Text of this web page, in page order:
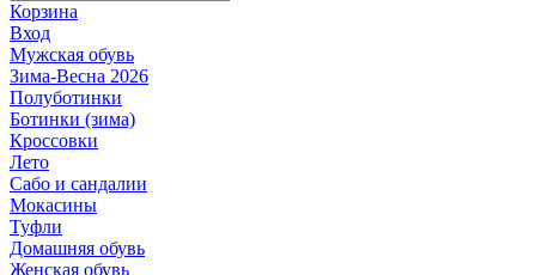
Корзина
Вход
Мужская обувь
Зима-Весна 2026
Полуботинки
Ботинки (зима)
Кроссовки
Лето
Cабо и сандалии
Мокасины
Туфли
Домашняя обувь
Женская обувь